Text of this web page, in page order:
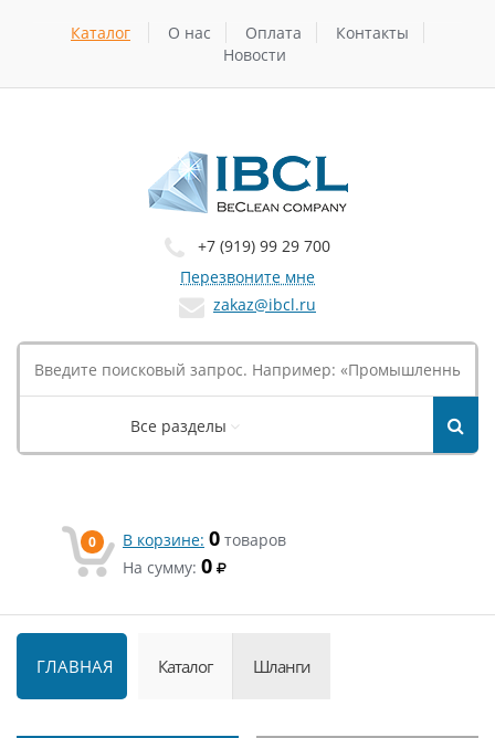
Каталог О нас Оплата
Контакты
Новости
+7 (919) 99 29 700
Перезвоните мне
zakaz@ibcl.ru
Все разделы
0 В корзине: 0 товаров
На сумму: 0
ГЛАВНАЯ Каталог Шланги